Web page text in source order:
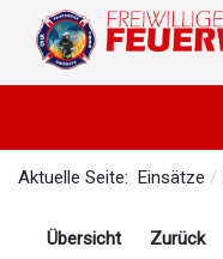
Aktuelle Seite: Einsätze
Übersicht Zurück